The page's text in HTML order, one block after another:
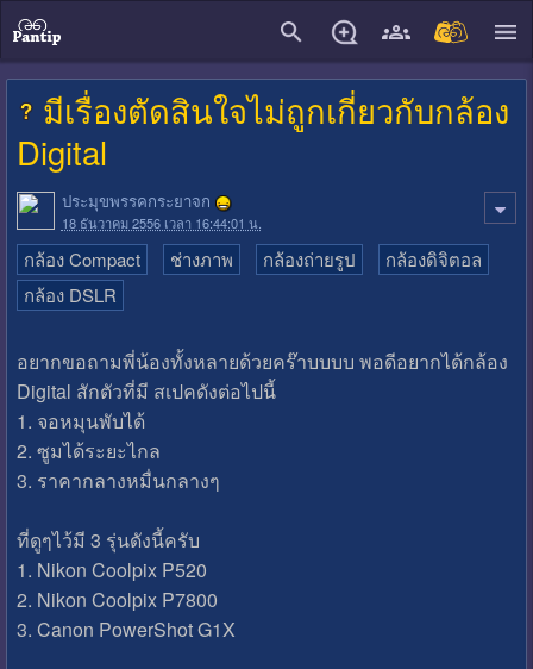
มีเรื่องตัดสินใจไม่ถูกเกี่ยวกับกล้อง
Digital
ประมุขพรรคกระยาจก
18 ธันวาคม 2556 เวลา 16:44:01 น.
กล้อง Compact ช่างภาพ กล้องถ่ายรูป
กล้องดิจิตอล
กล้อง DSLR
อยากขอถามพี่น้องทั้งหลายด้วยคร๊าบบบบ พอดีอยากได้กล้อง
Digital สักตัวที่มี สเปคดังต่อไปนี้
1. จอหมุนพับได้
2. ซูมได้ระยะไกล
3. ราคากลางหมื่นกลางๆ
ที่ดูๆไว้มี 3 รุ่นดังนี้ครับ
1. Nikon Coolpix P520
2. Nikon Coolpix P7800
3. Canon PowerShot G1X
close